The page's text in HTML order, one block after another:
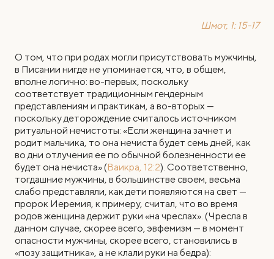
Шмот, 1: 15-17
О том, что при родах могли присутствовать мужчины,
в Писании нигде не упоминается, что, в общем,
вполне логично: во-первых, поскольку
соответствует традиционным гендерным
представлениям и практикам, а во-вторых —
поскольку деторождение считалось источником
ритуальной нечистоты: «Если женщина зачнет и
родит мальчика, то она нечиста будет семь дней, как
во дни отлучения ее по обычной болезненности ее
будет она нечиста» (Ваикра, 12:2). Соответственно,
тогдашние мужчины, в большинстве своем, весьма
слабо представляли, как дети появляются на свет —
пророк Иеремия, к примеру, считал, что во время
родов женщина держит руки «на чреслах». (Чресла в
данном случае, скорее всего, эвфемизм — в момент
опасности мужчины, скорее всего, становились в
«позу защитника», а не клали руки на бедра):